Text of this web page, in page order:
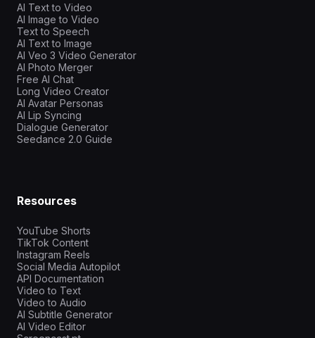
AI Text to Video
AI Image to Video
Text to Speech
AI Text to Image
AI Veo 3 Video Generator
AI Photo Merger
Free AI Chat
Long Video Creator
AI Avatar Personas
AI Lip Syncing
Dialogue Generator
Seedance 2.0 Guide
Resources
YouTube Shorts
TikTok Content
Instagram Reels
Social Media Autopilot
API Documentation
Video to Text
Video to Audio
AI Subtitle Generator
AI Video Editor